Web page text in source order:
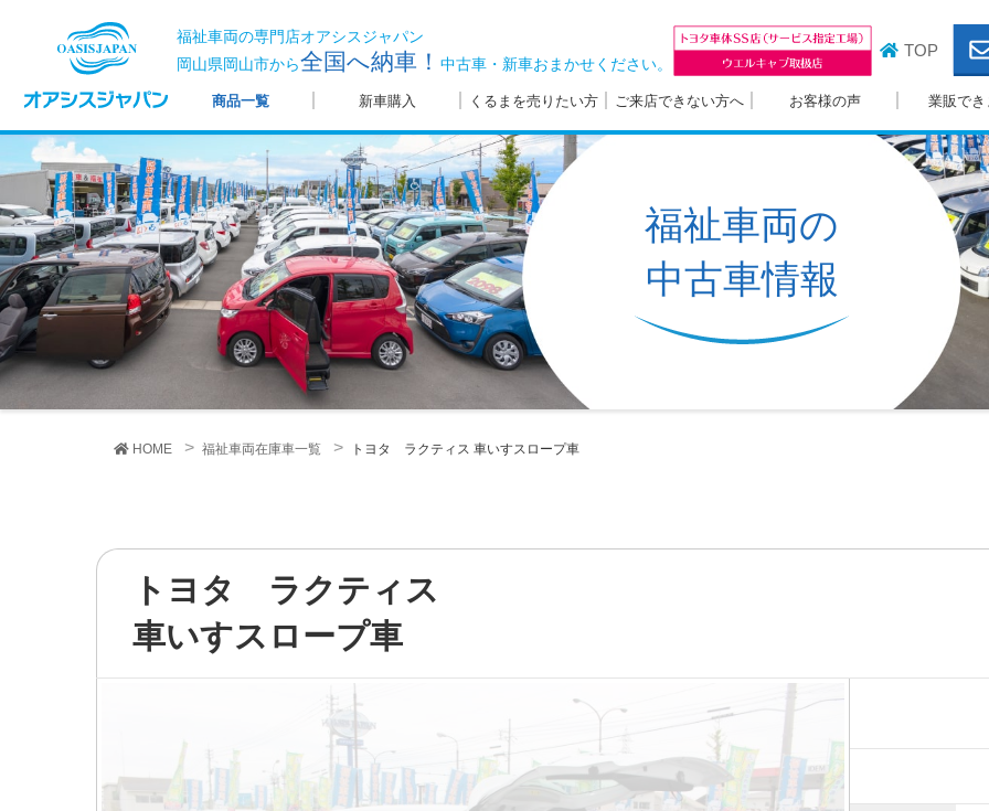
福祉車両の専門店オアシスジャパン
岡山県岡山市から全国へ納車！中古車・新車おまかせください。
TOP
商品一覧 新車購入 くるまを売りたい方 ご来店できない方へ お客様の声 業販でき
福祉車両の
中古車情報
HOME 福祉車両在庫車一覧 トヨタ ラクティス 車いすスロープ車
トヨタ ラクティス
車いすスロープ車